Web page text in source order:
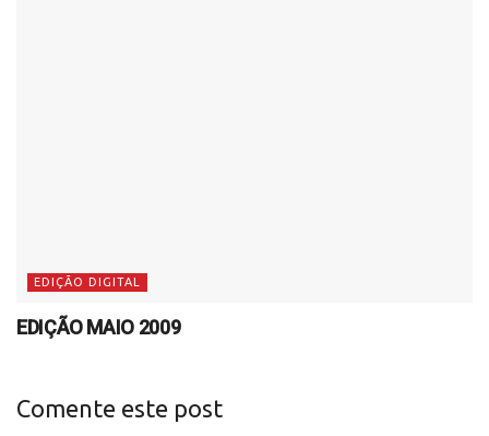
EDIÇÃO DIGITAL
EDIÇÃO MAIO 2009
Comente este post